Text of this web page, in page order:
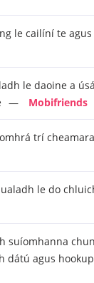
le cailíní te agus
le daoine a
Mobifriends
trí
le do
suíomhanna
dátú agus hookup